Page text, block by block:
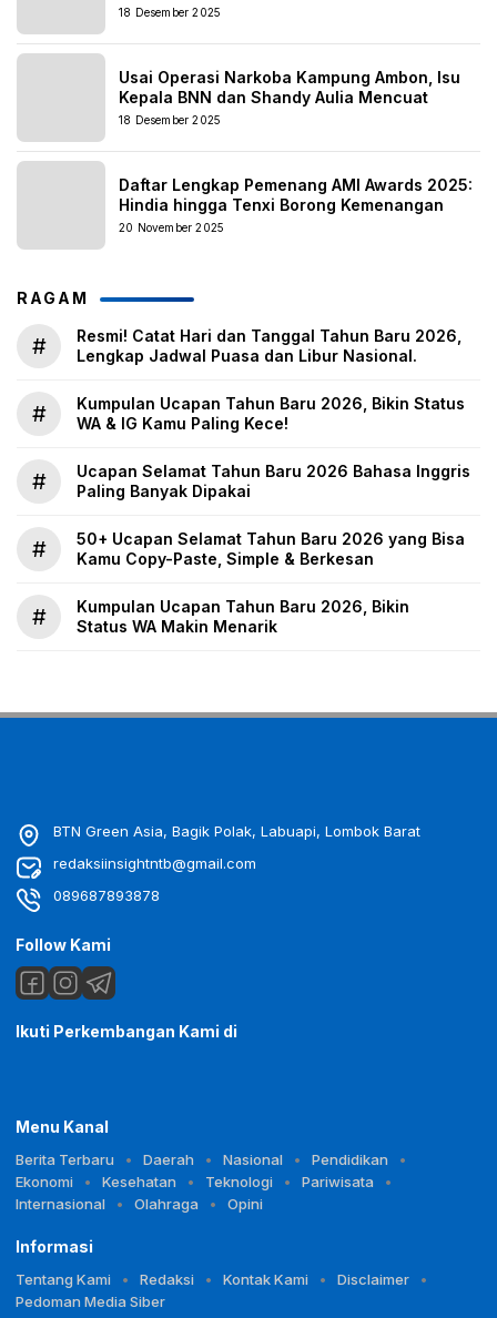
18 Desember 2025
Usai Operasi Narkoba Kampung Ambon, Isu
Kepala BNN dan Shandy Aulia Mencuat
18 Desember 2025
Daftar Lengkap Pemenang AMI Awards 2025:
Hindia hingga Tenxi Borong Kemenangan
20 November 2025
RAGAM
#
Resmi! Catat Hari dan Tanggal Tahun Baru 2026,
Lengkap Jadwal Puasa dan Libur Nasional.
#
Kumpulan Ucapan Tahun Baru 2026, Bikin Status
WA & IG Kamu Paling Kece!
#
Ucapan Selamat Tahun Baru 2026 Bahasa Inggris
Paling Banyak Dipakai
#
50+ Ucapan Selamat Tahun Baru 2026 yang Bisa
Kamu Copy-Paste, Simple & Berkesan
#
Kumpulan Ucapan Tahun Baru 2026, Bikin
Status WA Makin Menarik
BTN Green Asia, Bagik Polak, Labuapi, Lombok Barat
redaksiinsightntb@gmail.com
089687893878
Follow Kami
Ikuti Perkembangan Kami di
Menu Kanal
Berita Terbaru Daerah Nasional
Pendidikan
Ekonomi
Kesehatan Teknologi
Pariwisata
Internasional
Olahraga Opini
Informasi
Tentang Kami Redaksi Kontak Kami
Disclaimer
Pedoman Media Siber